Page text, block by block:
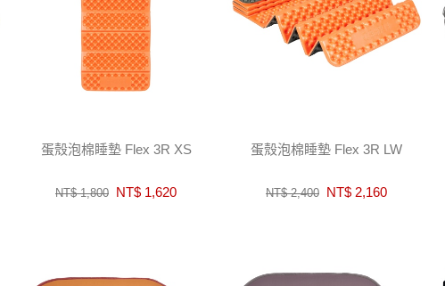
蛋殼泡棉睡墊 Flex 3R XS
NT$ 1,800 NT$ 1,620
蛋殼泡棉睡墊 Flex 3R LW
NT$ 2,400 NT$ 2,160